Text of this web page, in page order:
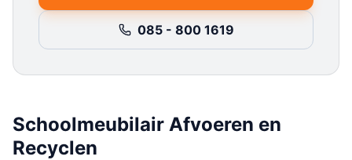
085 - 800 1619
Schoolmeubilair Afvoeren en
Recyclen